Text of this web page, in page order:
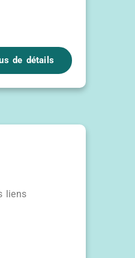
de détails
liens